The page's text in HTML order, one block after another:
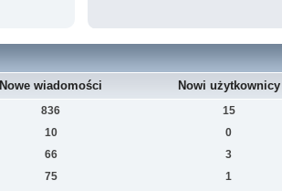
Nowe wiadomości Nowi użytkownicy
836 15
10 0
66 3
75 1